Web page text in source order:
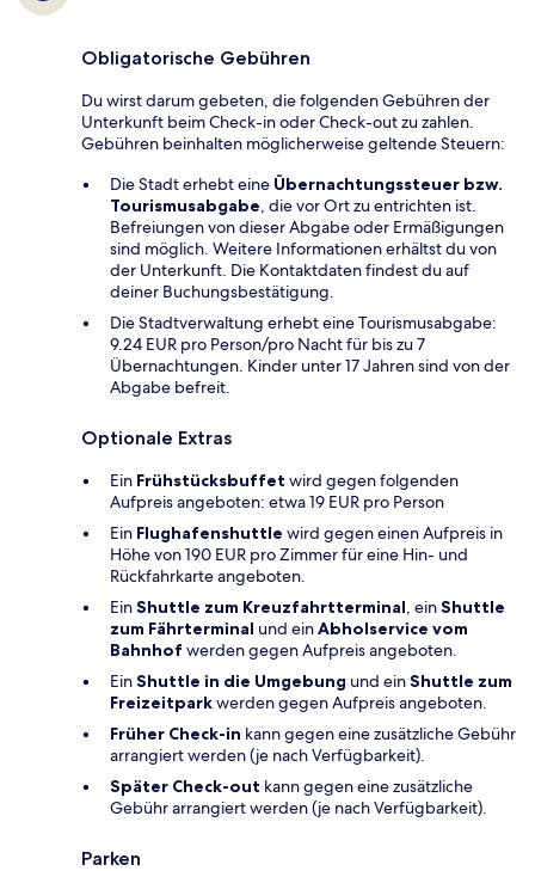
Obligatorische Gebühren
Du wirst darum gebeten, die folgenden Gebühren der
Unterkunft beim Check-in oder Check-out zu zahlen.
Gebühren beinhalten möglicherweise geltende Steuern:
Die Stadt erhebt eine Übernachtungssteuer bzw.
Tourismusabgabe, die vor Ort zu entrichten ist.
Befreiungen von dieser Abgabe oder Ermäßigungen
sind möglich. Weitere Informationen erhältst du von
der Unterkunft. Die Kontaktdaten findest du auf
deiner Buchungsbestätigung.
Die Stadtverwaltung erhebt eine Tourismusabgabe:
9.24 EUR pro Person/pro Nacht für bis zu 7
Übernachtungen. Kinder unter 17 Jahren sind von der
Abgabe befreit.
Optionale Extras
Ein Frühstücksbuffet wird gegen folgenden
Aufpreis angeboten: etwa 19 EUR pro Person
Ein Flughafenshuttle wird gegen einen Aufpreis in
Höhe von 190 EUR pro Zimmer für eine Hin- und
Rückfahrkarte angeboten.
EinShuttle zum Kreuzfahrtterminal, einShuttle
zum Fährterminal und einAbholservice vom
Bahnhof werden gegen Aufpreis angeboten.
EinShuttle in die Umgebung und einShuttle zum
Freizeitparkwerden gegen Aufpreis angeboten.
Früher Check-in kann gegen eine zusätzliche Gebühr
arrangiert werden (je nach Verfügbarkeit).
Später Check-out kann gegen eine zusätzliche
Gebühr arrangiert werden (je nach Verfügbarkeit).
Parken